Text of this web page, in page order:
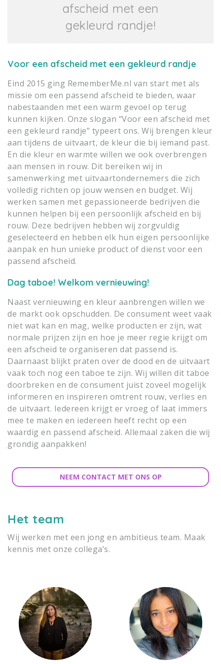
afscheid met een
gekleurd randje!
Voor een afscheid met een gekleurd randje
Eind 2015 ging RememberMe.nl van start met als
missie om een passend afscheid te bieden, waar
nabestaanden met een warm gevoel op terug
kunnen kijken. Onze slogan “Voor een afscheid met
een gekleurd randje” typeert ons. Wij brengen kleur
aan tijdens de uitvaart, de kleur die bij iemand past.
En die kleur en warmte willen we ook overbrengen
aan mensen in rouw. Dit bereiken wij in
samenwerking met uitvaartondernemers die zich
volledig richten op jouw wensen en budget. Wij
werken samen met gepassioneerde bedrijven die
kunnen helpen bij een persoonlijk afscheid en bij
rouw. Deze bedrijven hebben wij zorgvuldig
geselecteerd en hebben elk hun eigen persoonlijke
aanpak en hun unieke product of dienst voor een
passend afscheid.
Dag taboe! Welkom vernieuwing!
Naast vernieuwing en kleur aanbrengen willen we
de markt ook opschudden. De consument weet vaak
niet wat kan en mag, welke producten er zijn, wat
normale prijzen zijn en hoe je meer regie krijgt om
een afscheid te organiseren dat passend is.
Daarnaast blijkt praten over de dood en de uitvaart
vaak toch nog een taboe te zijn. Wij willen dit taboe
doorbreken en de consument juist zoveel mogelijk
informeren en inspireren omtrent rouw, verlies en
de uitvaart. Iedereen krijgt er vroeg of laat immers
mee te maken en iedereen heeft recht op een
waardig en passend afscheid. Allemaal zaken die wij
grondig aanpakken!
NEEM CONTACT MET ONS OP
Het team
Wij werken met een jong en ambitieus team. Maak
kennis met onze collega’s.